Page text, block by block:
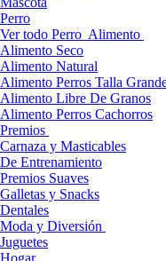
Perro
Ver todo Perro Alimento
Alimento Seco
Alimento Natural
Alimento Perros Talla
Alimento Libre De Granos
Alimento Perros Cachorros
Premios
Carnaza y Masticables
De Entrenamiento
Premios Suaves
Galletas y Snacks
Dentales
Moda y Diversión
Juguetes
Hogar